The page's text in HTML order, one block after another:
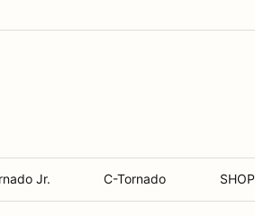
Jr. C-Tornado SHOP